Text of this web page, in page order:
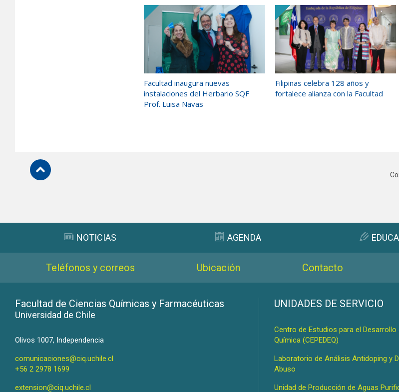
Facultad inaugura nuevas
instalaciones del Herbario SQF
Prof. Luisa Navas
Filipinas celebra 128 años y
fortalece alianza con la Facultad
NOTICIAS AGENDA
Teléfonos y correos Ubicación Contacto
Facultad de Ciencias Químicas y Farmacéuticas
Universidad de Chile
Olivos 1007, Independencia
comunicaciones@ciq.uchile.cl
+56 2 2978 1699
extension@ciq.uchile.cl
UNIDADES DE SERVICIO
Centro de Estudios para el Desarrollo
Química (CEPEDEQ)
Laboratorio de Análisis Antidoping y
Abuso
Unidad de Producción de Aguas